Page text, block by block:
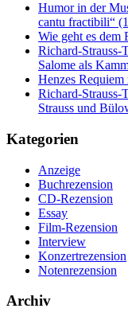
Humor in der
cantu fractibili“
Wie geht es dem
Richard-Strauss-
Salome als
Henzes
Richard-Strauss-
Strauss und
Kategorien
Anzeige
Buchrezension
CD-Rezension
Essay
Film-Rezension
Interview
Konzertrezension
Notenrezension
Archiv